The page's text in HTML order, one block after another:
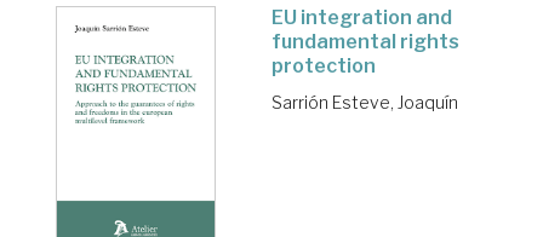
EU integration and
fundamental rights
protection
Sarrión Esteve, Joaquín